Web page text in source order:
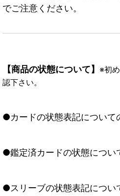
でご注意ください。
【商品の状態について】 ※初
認下さい。
●カードの状態表記について
●鑑定済カードの状態につい
●スリーブの状態表記につい